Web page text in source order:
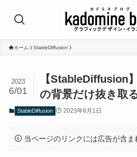
ホーム StableDiffusion
【StableDiffusion
の背景だけ抜き取
2023
6/01
StableDiffusion 2023年6月1日
当ページのリンクには広告が含ま